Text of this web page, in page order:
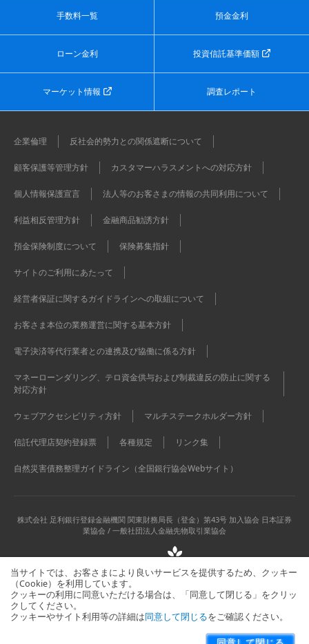
手数料一覧 預金金利
ローン金利 投資信託基準価額
マーケット情報 調査レポート
企業倫理 反社会的勢力との関係遮断について
顧客保護等管理方針 カスタマーハラスメントへの対応方針
個人情報保護宣言 法人等のお客さまの情報の共同利用について
利益相反管理方針 金融商品勧誘方針
預金保険制度について 保険募集指針
サイトのご利用にあたって
経営者保証に関するガイドラインへの取組について
お客さま本位の業務運営に関する基本方針
電子決済等代行業者との連携及び協働に係る方針
マネーローンダリング、テロ資金供与および制裁違反の防止に関する
対応方針
ウェブアクセシビリティ方針 マルチステークホルダー方針
信託代理店契約登録票 各種規定 リンク集
自然災害債務整理ガイドライン（全国銀行協会Webサイト）
株式会社 足利銀行登録金融機関 関東財務局長（登金）第43号 加入協会 日本証券
業協会 / 一般社団法人金融先物取引業協会
当サイトに関するお問い合わせはこちら サイトマップ
当サイトでは、お客さまにより良いサービスを提供するため、クッキー
（Cookie）を利用しています。
クッキーの利用に同意いただける場合は、「同意して閉じる」をクリッ
クしてください。
クッキーやサイト利用等の詳細は同意して閉じるをご確認ください。